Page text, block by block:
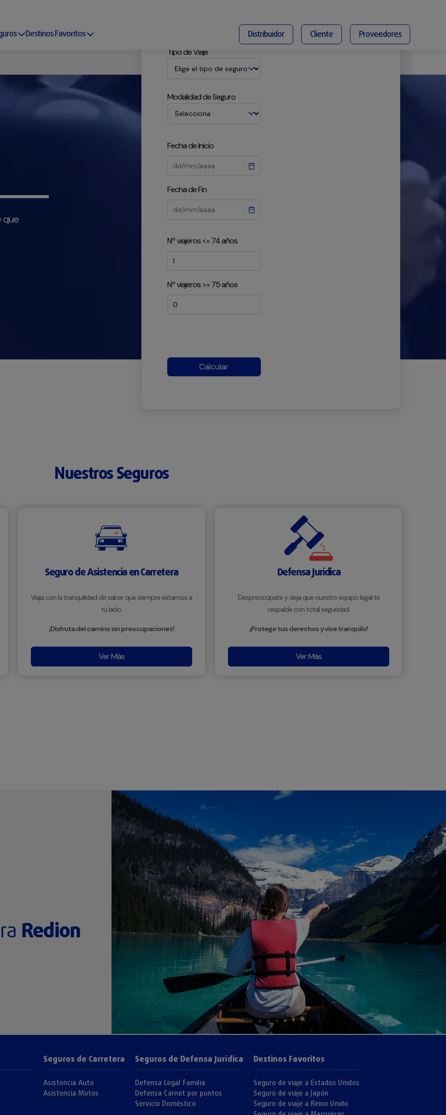
Destinos Favoritos Distribuidor Cliente Proveedores
que
que un
Tipo de Viaje
Modalidad de Seguro
Fecha de Inicio
Fecha de Fin
Nº viajeros <= 74 años
Nº viajeros >= 75 años
Nuestros Seguros
Seguro de Asistencia en Carretera
Viaja con la tranquilidad de saber que siempre estamos a
tu lado.
¡Disfruta del camino sin preocupaciones!
Ver Más
Defensa Jurídica
Despreocúpate y deja que nuestro equipo legal te
respalde con total seguridad.
¡Protege tus derechos y vive tranquilo!
Ver Más
Redion
Seguros de Carretera
Asistencia Auto
Asistencia Motos
Seguros de Defensa Jurídica
Defensa Legal Familia
Defensa Carnet por puntos
Servicio Doméstico
Destinos Favoritos
Seguro de viaje a Estados Unidos
Seguro de viaje a Japón
Seguro de viaje a Reino Unido